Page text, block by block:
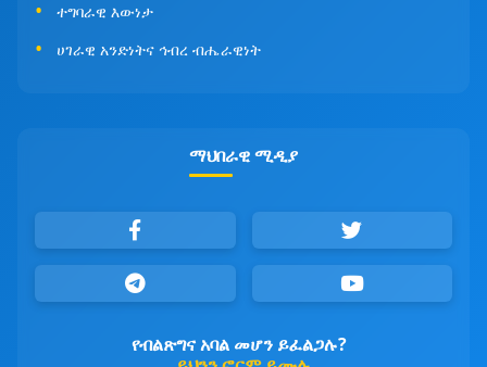
ተግባራዊ እውነታ
ሀገራዊ አንድነትና ኅብረ ብሔራዊነት
ማህበራዊ ሚዲያ
የብልጽግና አባል መሆን ይፈልጋሉ?